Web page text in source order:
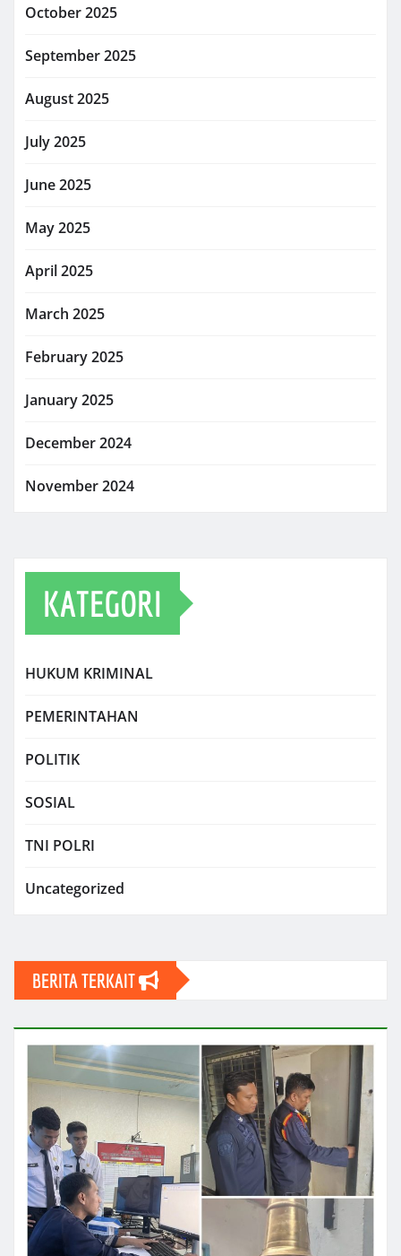
October 2025
September 2025
August 2025
July 2025
June 2025
May 2025
April 2025
March 2025
February 2025
January 2025
December 2024
November 2024
KATEGORI
HUKUM KRIMINAL
PEMERINTAHAN
POLITIK
SOSIAL
TNI POLRI
Uncategorized
BERITA TERKAIT